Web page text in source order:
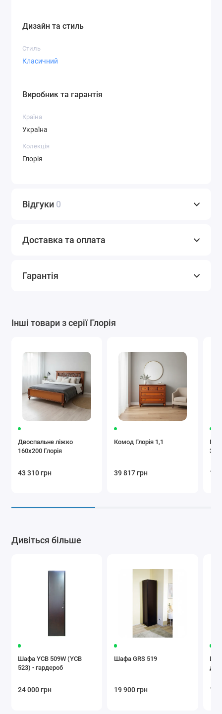
Дизайн та стиль
Стиль
Класичний
Виробник та гарантія
Країна
Україна
Колекція
Глорія
Відгуки 0
Доставка та оплата
Гарантія
Інші товари з серії Глорія
Двоспальне ліжко
160x200 Глорія
43 310 грн
Комод Глорія 1,1
39 817 грн
3Ш
19
Дивіться більше
Шафа YCB 509W (YCB
523) - гардероб
24 000 грн
Шафа GRS 519
19 900 грн